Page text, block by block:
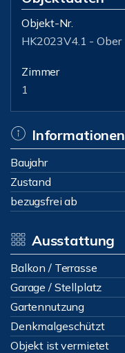
Objekt-Nr.
HK2023V4.1 - Ober
Zimmer
1
Informationen
Baujahr
Zustand
bezugsfrei ab
Ausstattung
Balkon / Terrasse
Garage / Stellplatz
Gartennutzung
Denkmalgeschützt
Objekt ist vermietet